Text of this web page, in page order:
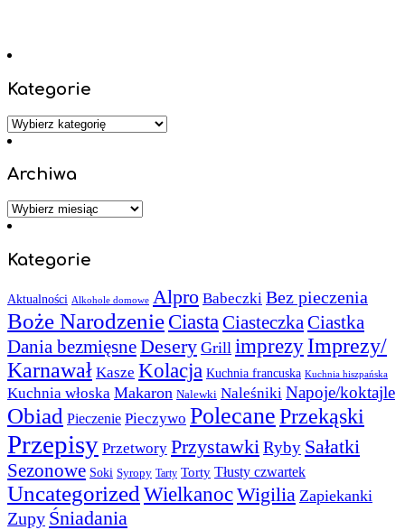
Kategorie
Kategorie
Archiwa
Archiwa
Kategorie
Aktualności Alkohole domowe Alpro Babeczki Bez pieczenia
Boże NarodzenieCiasta Ciasteczka Ciastka
Dania bezmięsneDesery Grill imprezy Imprezy/
Karnawał Kasze Kolacja Kuchnia francuska Kuchnia hiszpańska
Kuchnia włoska Makaron Nalewki Naleśniki Napoje/koktajle
Obiad Pieczenie Pieczywo PolecanePrzekąski
Przepisy Przetwory Przystawki Ryby Sałatki
Sezonowe Soki Syropy Tarty Torty Tłusty czwartek
Uncategorized WielkanocWigilia Zapiekanki
Zupy Śniadania